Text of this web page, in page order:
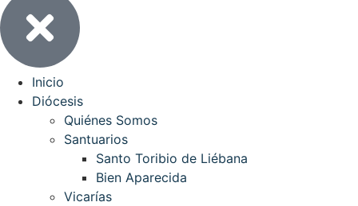
Inicio
Diócesis
Quiénes Somos
Santuarios
Santo Toribio de Liébana
Bien Aparecida
Vicarías